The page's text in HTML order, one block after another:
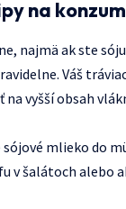
na
najmä ak ste
Váš
vyšší obsah
sójové mlieko do
v šalátoch alebo